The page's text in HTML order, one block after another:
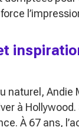
naturel, Andie
à
À 67 ans,